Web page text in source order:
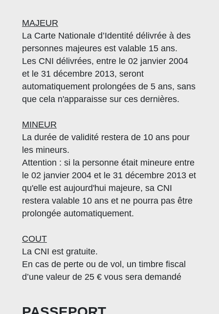
MAJEUR
La Carte Nationale d’Identité délivrée à des
personnes majeures est valable 15 ans.
Les CNI délivrées, entre le 02 janvier 2004
et le 31 décembre 2013, seront
automatiquement prolongées de 5 ans, sans
que cela n'apparaisse sur ces dernières.
MINEUR
La durée de validité restera de 10 ans pour
les mineurs.
Attention : si la personne était mineure entre
le 02 janvier 2004 et le 31 décembre 2013 et
qu'elle est aujourd'hui majeure, sa CNI
restera valable 10 ans et ne pourra pas être
prolongée automatiquement.
COUT
La CNI est gratuite.
En cas de perte ou de vol, un timbre fiscal
d’une valeur de 25 € vous sera demandé